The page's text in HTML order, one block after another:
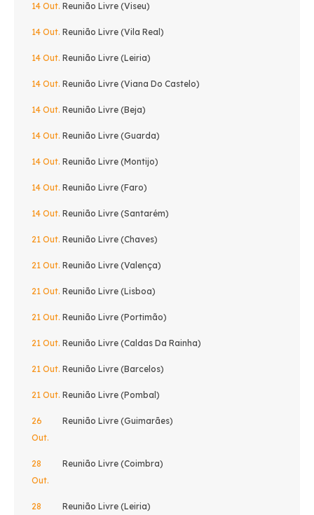
14 Out. Reunião Livre (Viseu)
14 Out. Reunião Livre (Vila Real)
14 Out. Reunião Livre (Leiria)
14 Out. Reunião Livre (Viana Do Castelo)
14 Out. Reunião Livre (Beja)
14 Out. Reunião Livre (Guarda)
14 Out. Reunião Livre (Montijo)
14 Out. Reunião Livre (Faro)
14 Out. Reunião Livre (Santarém)
21 Out. Reunião Livre (Chaves)
21 Out. Reunião Livre (Valença)
21 Out. Reunião Livre (Lisboa)
21 Out. Reunião Livre (Portimão)
21 Out. Reunião Livre (Caldas Da Rainha)
21 Out. Reunião Livre (Barcelos)
21 Out. Reunião Livre (Pombal)
26
Out.
Reunião Livre (Guimarães)
28
Out.
Reunião Livre (Coimbra)
28
Reunião Livre (Leiria)